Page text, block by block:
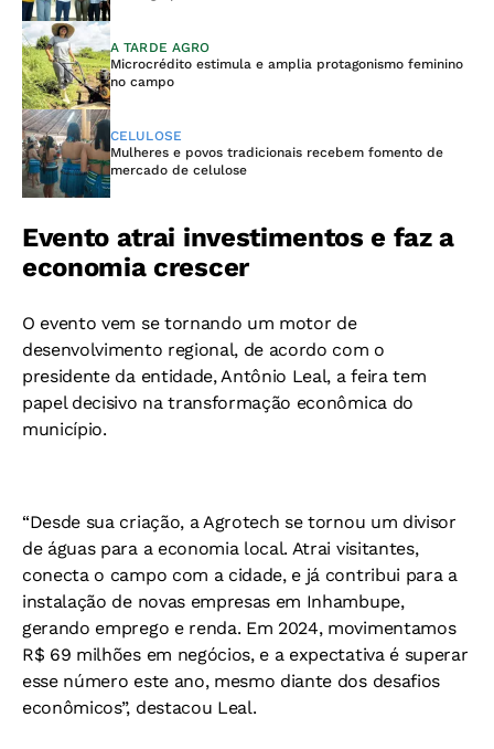
A TARDE AGRO
Microcrédito estimula e amplia protagonismo feminino
no campo
CELULOSE
Mulheres e povos tradicionais recebem fomento de
mercado de celulose
Evento atrai investimentos e faz a
economia crescer
O evento vem se tornando um motor de
desenvolvimento regional, de acordo com o
presidente da entidade, Antônio Leal, a feira tem
papel decisivo na transformação econômica do
município.
“Desde sua criação, a Agrotech se tornou um divisor
de águas para a economia local. Atrai visitantes,
conecta o campo com a cidade, e já contribui para a
instalação de novas empresas em Inhambupe,
gerando emprego e renda. Em 2024, movimentamos
R$ 69 milhões em negócios, e a expectativa é superar
esse número este ano, mesmo diante dos desafios
econômicos”, destacou Leal.